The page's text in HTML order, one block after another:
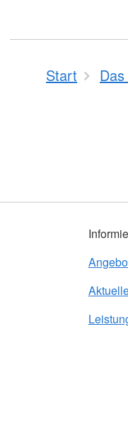
Start